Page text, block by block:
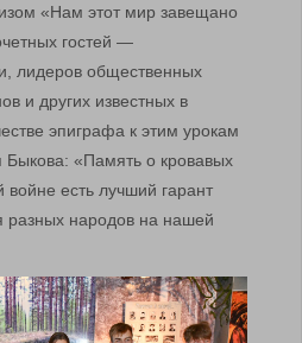
«Нам этот мир завещано
гостей —
лидеров общественных
и других известных в
эпиграфа к этим урокам
Быкова: «Память о кровавых
есть лучший гарант
разных народов на нашей